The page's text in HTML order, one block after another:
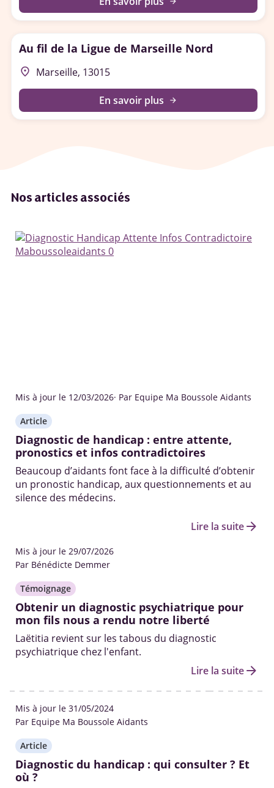
Au fil de la Ligue de Marseille Nord
place Marseille, 13015
En savoir plus arrow_forward
Nos articles associés
Mis à jour le 12/03/2026· Par Equipe Ma Boussole Aidants
Article
Diagnostic de handicap : entre attente,
pronostics et infos contradictoires
Beaucoup d’aidants font face à la difficulté d’obtenir
un pronostic handicap, aux questionnements et au
silence des médecins.
Lire la suitearrow_forward
Mis à jour le 29/07/2026
Par Bénédicte Demmer
Témoignage
Obtenir un diagnostic psychiatrique pour
mon fils nous a rendu notre liberté
Laëtitia revient sur les tabous du diagnostic
psychiatrique chez l'enfant.
Lire la suitearrow_forward
Mis à jour le 31/05/2024
Par Equipe Ma Boussole Aidants
Article
Diagnostic du handicap : qui consulter ? Et
où ?